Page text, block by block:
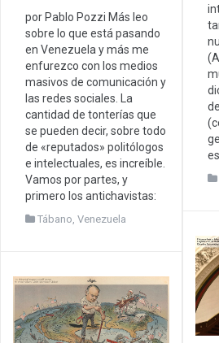
por Pablo Pozzi Más leo
sobre lo que está pasando
en Venezuela y más me
enfurezco con los medios
masivos de comunicación y
las redes sociales. La
cantidad de tonterías que
se pueden decir, sobre todo
de «reputados» politólogos
e intelectuales, es increíble.
Vamos por partes, y
primero los antichavistas:
Tábano Venezuela